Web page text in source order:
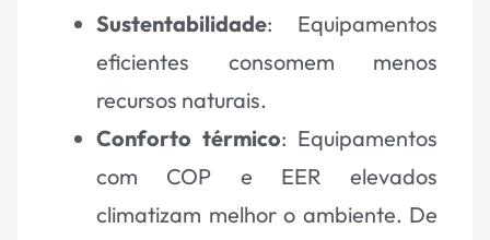
Sustentabilidade: Equipamentos
eficientes consomem menos
recursos naturais.
Conforto térmico: Equipamentos
com COP e EER elevados
climatizam melhor o ambiente. De